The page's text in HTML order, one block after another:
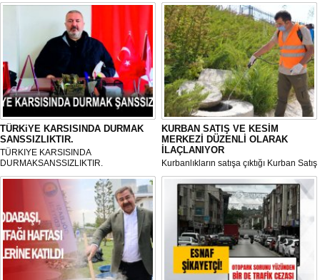
TÜRKiYE KARSISINDA DURMAK
SANSSIZLIKTIR.
TÜRKIYE KARSISINDA
DURMAKSANSSIZLIKTIR.
KURBAN SATIŞ VE KESİM
MERKEZİ DÜZENLİ OLARAK
İLAÇLANIYOR
Kurbanlıkların satışa çıktığı Kurban Satış
ve Kesim Merkezi, haşere ve
mikropların önüne geçilmesi amacıyla
her gün Gölbaşı Belediyesi ekipleri
tarafından düzenli olarak ilaçlanıyor.